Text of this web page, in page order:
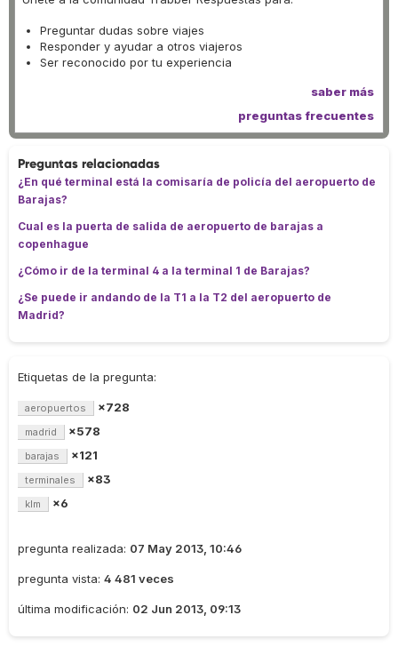
Preguntar dudas sobre viajes
Responder y ayudar a otros viajeros
Ser reconocido por tu experiencia
saber más
preguntas frecuentes
Preguntas relacionadas
¿En qué terminal está la comisaría de policía del aeropuerto de
Barajas?
Cual es la puerta de salida de aeropuerto de barajas a
copenhague
¿Cómo ir de la terminal 4 a la terminal 1 de Barajas?
¿Se puede ir andando de la T1 a la T2 del aeropuerto de
Madrid?
Etiquetas de la pregunta:
aeropuertos ×728
madrid ×578
barajas ×121
terminales ×83
klm ×6
pregunta realizada: 07 May 2013, 10:46
pregunta vista: 4 481 veces
última modificación: 02 Jun 2013, 09:13